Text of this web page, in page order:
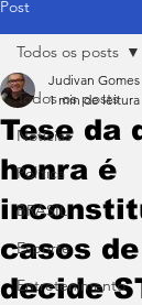
Post
Todos os posts
Notícias
Política
BRASIL
Esporte
Entretenimento
Todos os posts
Tese da
honra é
casos
decide
Judivan Gomes
1 min de leitura